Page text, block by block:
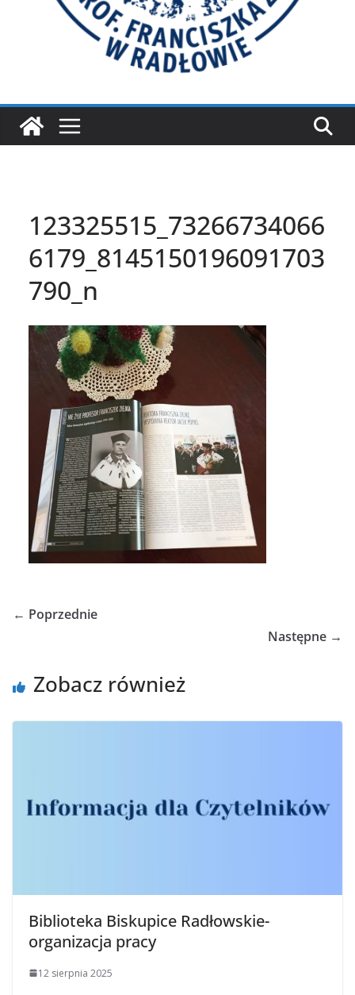
123325515_73266734066
6179_8145150196091703
790_n
← Poprzednie
Następne →
Zobacz również
Biblioteka Biskupice Radłowskie-
organizacja pracy
12 sierpnia 2025